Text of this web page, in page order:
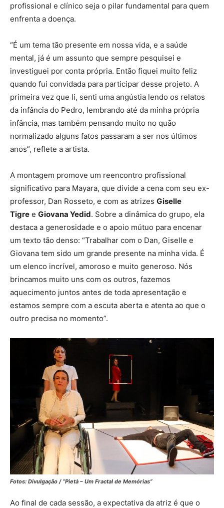
profissional e clínico seja o pilar fundamental para quem
enfrenta a doença.
“É um tema tão presente em nossa vida, e a saúde
mental, já é um assunto que sempre pesquisei e
investiguei por conta própria. Então fiquei muito feliz
quando fui convidada para participar desse projeto. A
primeira vez que li, senti uma angústia lendo os relatos
da infância do Pedro, lembrando até da minha própria
infância, mas também pensando muito no quão
normalizado alguns fatos passaram a ser nos últimos
anos”, reflete a artista.
A montagem promove um reencontro profissional
significativo para Mayara, que divide a cena com seu ex-
professor, Dan Rosseto, e com as atrizes Giselle
Tigre e Giovana Yedid. Sobre a dinâmica do grupo, ela
destaca a generosidade e o apoio mútuo para encenar
um texto tão denso: “Trabalhar com o Dan, Giselle e
Giovana tem sido um grande presente na minha vida. É
um elenco incrível, amoroso e muito generoso. Nós
brincamos muito uns com os outros, fazemos
aquecimento juntos antes de toda apresentação e
estamos sempre com a escuta aberta e atenta ao que o
outro precisa no momento”.
Fotos: Divulgação / “Pietà – Um Fractal de Memórias”
Ao final de cada sessão, a expectativa da atriz é que o